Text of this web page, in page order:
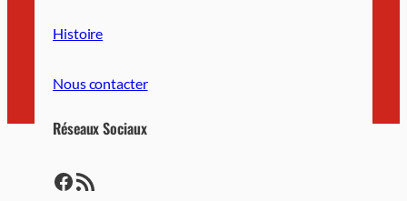
Histoire
Nous contacter
Réseaux Sociaux
https://www.facebook.com/LausanneUSL/ https://lausanne-usl.ch/feed/